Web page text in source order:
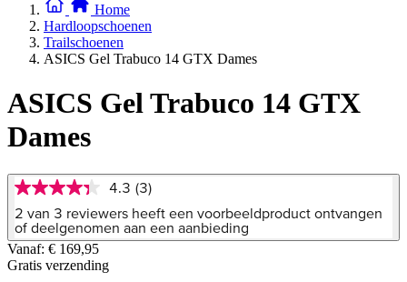
Home
Hardloopschoenen
Trailschoenen
ASICS Gel Trabuco 14 GTX Dames
ASICS Gel Trabuco 14 GTX
Dames
4.3
van
5
sterren,
gemiddelde
scorewaarde.
4.3 (3)
2 van 3 reviewers heeft een voorbeeldproduct ontvangen
of deelgenomen aan een aanbieding
Vanaf: € 169,95
Gratis verzending